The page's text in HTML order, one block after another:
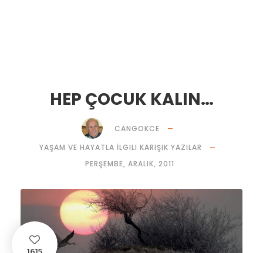
HEP ÇOCUK KALIN…
CANGOKCE
YAŞAM VE HAYATLA İLGILI KARIŞIK YAZILAR
PERŞEMBE, ARALIK, 2011